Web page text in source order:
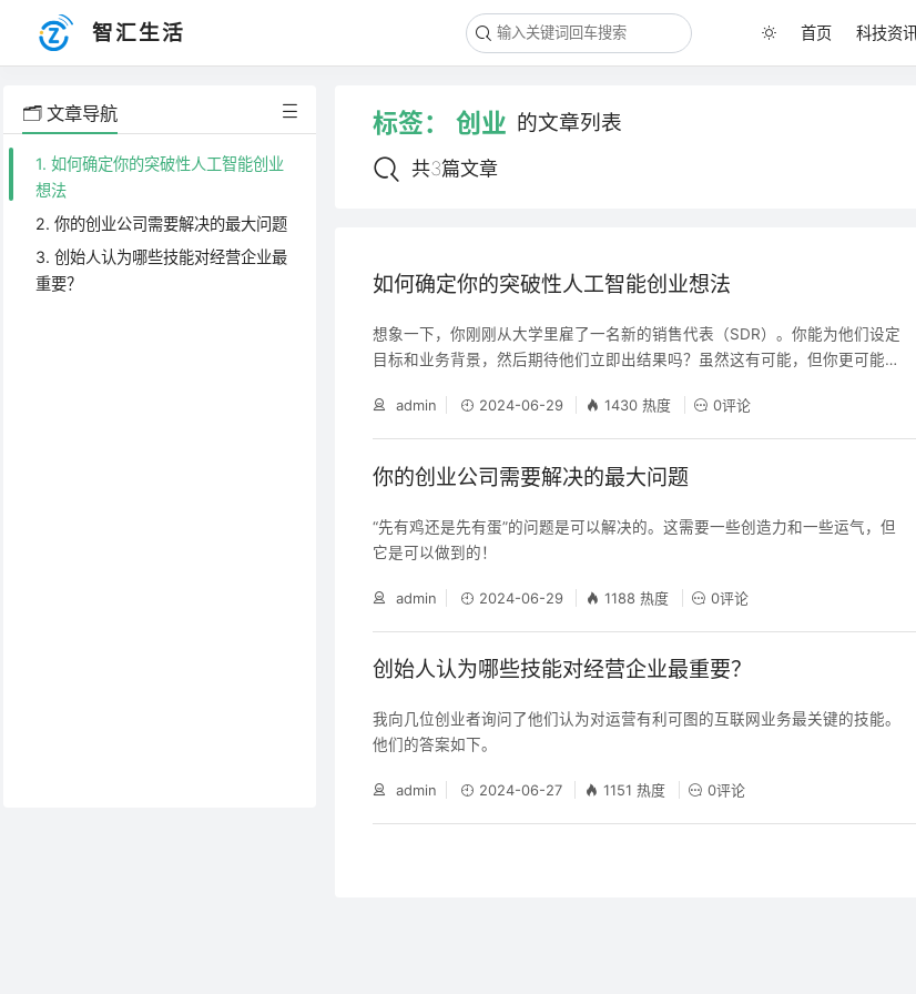
智汇生活 首页 科技资讯
🗂️ 文章导航
1. 如何确定你的突破性人工智能创业
想法
2. 你的创业公司需要解决的最大问题
3. 创始人认为哪些技能对经营企业最
重要？
标签：创业 的文章列表
共3篇文章
如何确定你的突破性人工智能创业想法
想象一下，你刚刚从大学里雇了一名新的销售代表（SDR）。你能为他们设定
目标和业务背景，然后期待他们立即出结果吗？虽然这有可能，但你更可能最
admin 2024-06-29 1430 热度 0评论
你的创业公司需要解决的最大问题
“先有鸡还是先有蛋”的问题是可以解决的。这需要一些创造力和一些运气，但
它是可以做到的！
admin 2024-06-29 1188 热度 0评论
创始人认为哪些技能对经营企业最重要？
我向几位创业者询问了他们认为对运营有利可图的互联网业务最关键的技能。
他们的答案如下。
admin 2024-06-27 1151 热度 0评论